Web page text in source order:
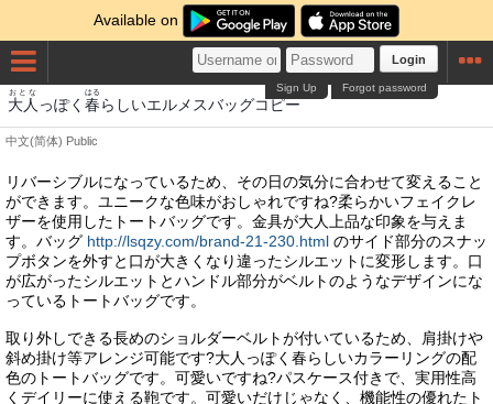
Available on
Login
Forgot password
Sign Up
大人
おとな
っぽく 春
はる
らしいエルメスバッグコピー
中文(简体) Public
リバーシブルになっているため、その日の気分に合わせて変えること
ができます。ユニークな色味がおしゃれですね?柔らかいフェイクレ
ザーを使用したトートバッグです。金具が大人上品な印象を与えま
す。バッグ http://lsqzy.com/brand-21-230.html のサイド部分のスナッ
プボタンを外すと口が大きくなり違ったシルエットに変形します。口
が広がったシルエットとハンドル部分がベルトのようなデザインにな
っているトートバッグです。
取り外しできる長めのショルダーベルトが付いているため、肩掛けや
斜め掛け等アレンジ可能です?大人っぽく春らしいカラーリングの配
色のトートバッグです。可愛いですね?パスケース付きで、実用性高
くデイリーに使える鞄です。可愛いだけじゃなく、機能性の優れたト